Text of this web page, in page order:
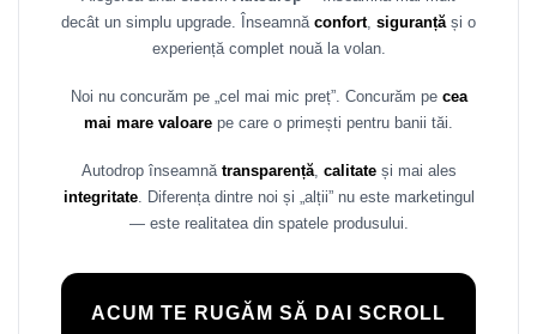
Rame adaptoare Kia
Rame adaptoare Alfa Romeo
Rame adaptoare Fiat
Rame adaptoare Chevrolet
decât un simplu upgrade. Înseamnă confort, siguranțăși o
experiență complet nouă la volan.
Noi nu concurăm pe „cel mai mic preț”. Concurăm pe cea
mai mare valoare pe care o primești pentru banii tăi.
Autodrop înseamnă transparență, calitateși mai ales
integritate. Diferența dintre noi și „alții” nu este marketingul
— este realitatea din spatele produsului.
ACUM TE RUGĂM SĂ DAI SCROLL